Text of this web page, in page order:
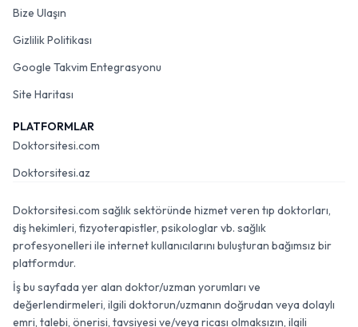
Bize Ulaşın
Gizlilik Politikası
Google Takvim Entegrasyonu
Site Haritası
PLATFORMLAR
Doktorsitesi.com
Doktorsitesi.az
Doktorsitesi.com sağlık sektöründe hizmet veren tıp doktorları,
diş hekimleri, fizyoterapistler, psikologlar vb. sağlık
profesyonelleri ile internet kullanıcılarını buluşturan bağımsız bir
platformdur.
İş bu sayfada yer alan doktor/uzman yorumları ve
değerlendirmeleri, ilgili doktorun/uzmanın doğrudan veya dolaylı
emri, talebi, önerisi, tavsiyesi ve/veya ricası olmaksızın, ilgili